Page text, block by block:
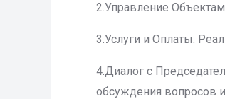
2.Управление
3.Услуги и Оплаты:
4.Диалог с
обсуждения вопросов